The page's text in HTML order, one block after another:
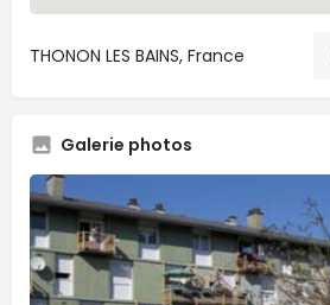
THONON LES BAINS, France
Galerie photos